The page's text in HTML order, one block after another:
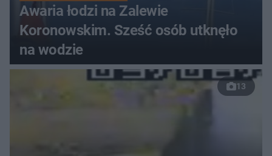
Awaria łodzi na Zalewie
Koronowskim. Sześć osób utknęło
na wodzie
13